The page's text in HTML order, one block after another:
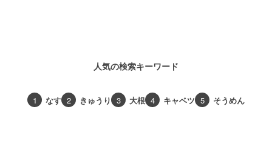
人気の検索キーワード
1 なす 2 きゅうり 3 大根 4 キャベツ 5 そうめん